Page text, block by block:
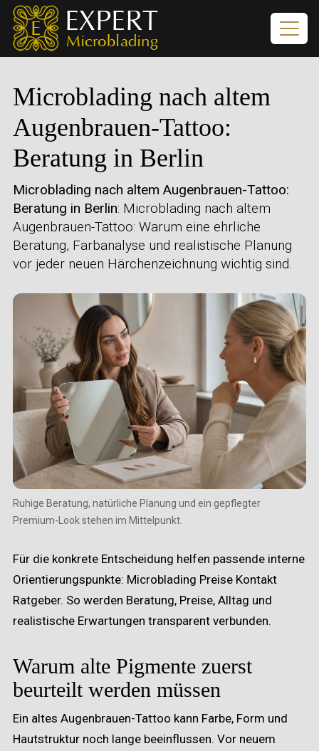
Microblading nach altem
Augenbrauen-Tattoo:
Beratung in Berlin
Microblading nach altem Augenbrauen-Tattoo:
Beratung in Berlin: Microblading nach altem
Augenbrauen-Tattoo: Warum eine ehrliche
Beratung, Farbanalyse und realistische Planung
vor jeder neuen Härchenzeichnung wichtig sind.
Ruhige Beratung, natürliche Planung und ein gepflegter
Premium-Look stehen im Mittelpunkt.
Für die konkrete Entscheidung helfen passende interne
Orientierungspunkte: Microblading Preise Kontakt
Ratgeber. So werden Beratung, Preise, Alltag und
realistische Erwartungen transparent verbunden.
Warum alte Pigmente zuerst
beurteilt werden müssen
Ein altes Augenbrauen-Tattoo kann Farbe, Form und
Hautstruktur noch lange beeinflussen. Vor neuem